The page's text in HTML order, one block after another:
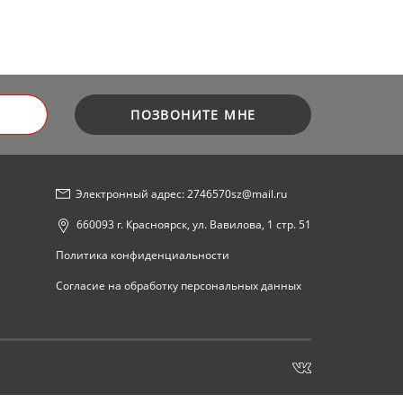
ПОЗВОНИТЕ МНЕ
Электронный адрес: 2746570sz@mail.ru
660093 г. Красноярск, ул. Вавилова, 1 стр. 51
Политика конфиденциальности
Согласие на обработку персональных данных